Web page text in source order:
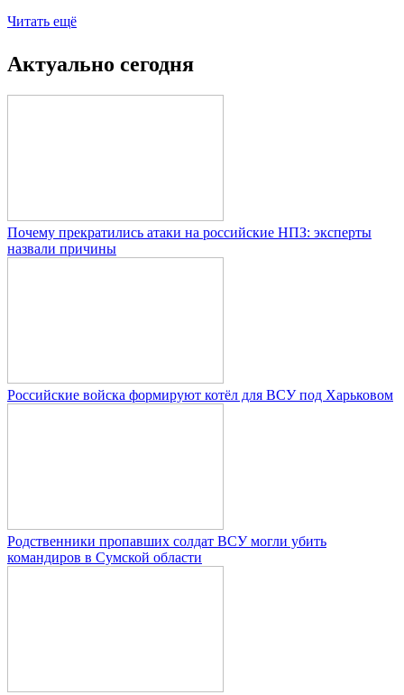
Читать ещё
Актуально сегодня
Почему прекратились атаки на российские НПЗ: эксперты
назвали причины
Российские войска формируют котёл для ВСУ под Харьковом
Родственники пропавших солдат ВСУ могли убить
командиров в Сумской области